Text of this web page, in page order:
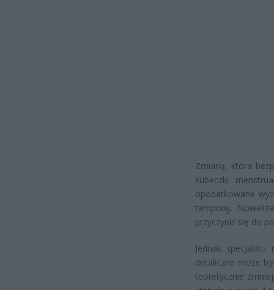
Zmianą, która
kubeczki
opodatkowane
tampony.
przyczynić się do
Jednak
detaliczne może
teoretycznie